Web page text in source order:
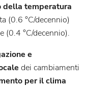
della temperatura
(0.6 °C/decennio)
(0.4 °C/decennio).
e
dei cambiamenti
per il clima